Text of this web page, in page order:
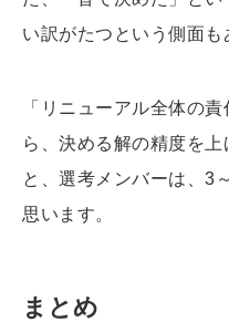
い訳がたつという側面も
「リニューアル全体の
ら、決める解の精度を
と、選考メンバーは、3
思います。
まとめ